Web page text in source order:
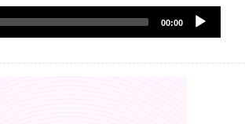
Audio
Player
00:00